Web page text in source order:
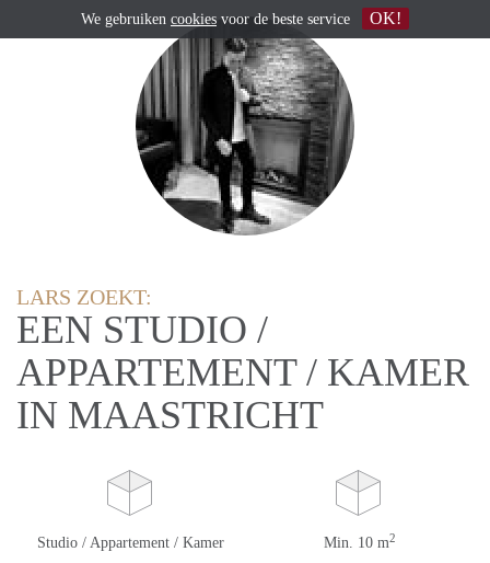
LARS ZOEKT:
EEN STUDIO /
APPARTEMENT / KAMER
IN MAASTRICHT
Studio / Appartement / Kamer Min. 10 m2
We gebruiken cookies voor de beste service OK!